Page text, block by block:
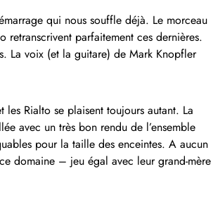
qui nous souffle déjà. Le morceau
retranscrivent parfaitement ces dernières.
La voix (et la guitare) de Mark Knopfler
Rialto se plaisent toujours autant. La
avec un très bon rendu de l’ensemble
pour la taille des enceintes. A aucun
domaine – jeu égal avec leur grand-mère